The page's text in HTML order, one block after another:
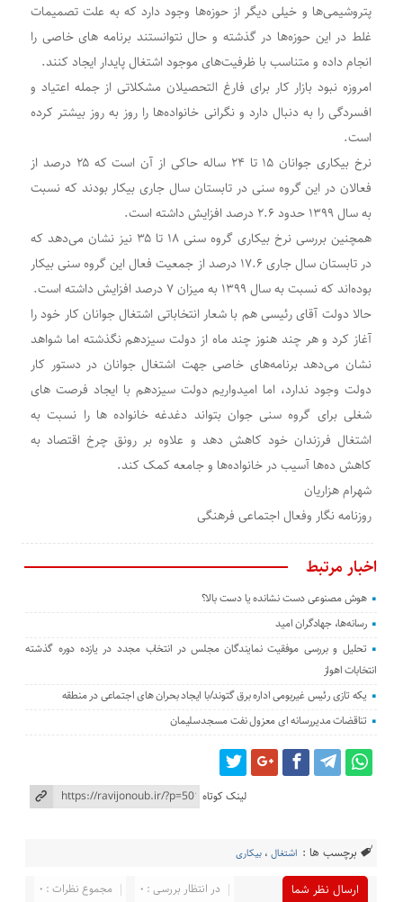
پتروشیمی‌ها و خیلی دیگر از حوزه‌ها وجود دارد که به علت تصمیمات
غلط در این حوزه‌ها در گذشته و حال نتوانستند برنامه های خاصی را
انجام داده و متناسب با ظرفیت‌های موجود اشتغال پایدار ایجاد کنند.
امروزه نبود بازار کار برای فارغ التحصیلان مشکلاتی از جمله اعتیاد و
افسردگی را به‌ دنبال دارد و نگرانی خانواده‌ها را روز به روز بیشتر کرده
است.
نرخ بیکاری جوانان ۱۵ تا ۲۴ ساله حاکی از آن است که ۲۵ درصد از
فعالان در این گروه سنی در تابستان سال جاری بیکار بودند که نسبت
به سال ۱۳۹۹ حدود ۲.۶ درصد افزایش داشته است.
همچنین بررسی نرخ بیکاری گروه سنی ۱۸ تا ۳۵ نیز نشان می‌دهد که
در تابستان سال جاری ۱۷.۶ درصد از جمعیت فعال این گروه سنی بیکار
بوده‌اند که نسبت به سال ۱۳۹۹ به میزان ۷ درصد افزایش داشته است.
حالا دولت آقای رئیسی هم با شعار انتخاباتی اشتغال جوانان کار خود را
آغاز کرد و هر چند هنوز چند ماه از دولت سیزدهم نگذشته اما شواهد
نشان می‌دهد برنامه‌های خاصی جهت اشتغال جوانان در دستور کار
دولت وجود ندارد، اما امیدواریم دولت سیزدهم با ایجاد فرصت های
شغلی برای گروه سنی جوان بتواند دغدغه خانواده ها را نسبت به
اشتغال فرزندان خود کاهش دهد و علاوه بر رونق چرخ اقتصاد به
کاهش ده‌ها آسیب در خانواده‌ها و جامعه کمک کند.
شهرام هزاریان
روزنامه نگار وفعال اجتماعی فرهنگی
اخبار مرتبط
هوش مصنوعی دست نشانده یا دست بالا؟
رسانه‌ها، جهادگران امید
تحلیل و بررسی موفقیت نمایندگان مجلس در انتخاب مجدد در یازده دوره گذشته
انتخابات اهواز
یکه تازی رئیس غیربومی اداره برق گتوند/با ایجاد بحران های اجتماعی در منطقه
تناقضات مدیررسانه ای معزول نفت مسجدسلیمان
لینک کوتاه
برچسب ها : اشتغال ،بیکاری
ارسال نظر شما مجموع نظرات : 0 در انتظار بررسی : 0